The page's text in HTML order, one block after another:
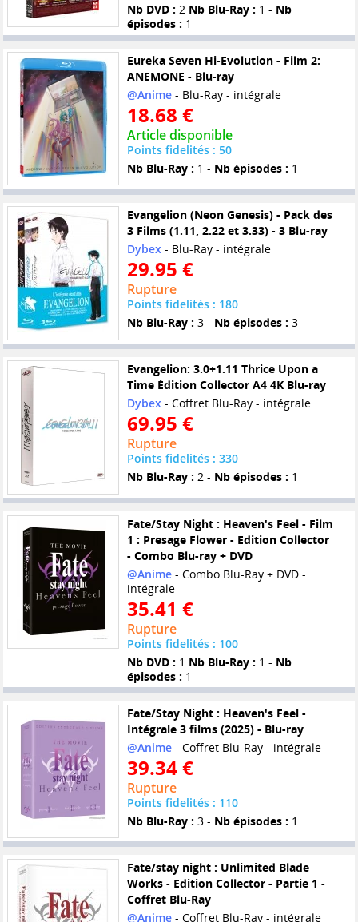
Nb DVD : 2 Nb Blu-Ray : 1 - Nb
épisodes : 1
Eureka Seven Hi-Evolution - Film 2:
ANEMONE - Blu-ray
@Anime- Blu-Ray - intégrale
18.68 €
Article disponible
Points fidelités : 50
Nb Blu-Ray : 1 - Nb épisodes : 1
Evangelion (Neon Genesis) - Pack des
3 Films (1.11, 2.22 et 3.33) - 3 Blu-ray
Dybex- Blu-Ray - intégrale
29.95 €
Rupture
Points fidelités : 180
Nb Blu-Ray : 3 - Nb épisodes : 3
Evangelion: 3.0+1.11 Thrice Upon a
Time Édition Collector A4 4K Blu-ray
Dybex- Coffret Blu-Ray - intégrale
69.95 €
Rupture
Points fidelités : 330
Nb Blu-Ray : 2 - Nb épisodes : 1
Fate/Stay Night : Heaven's Feel - Film
1 : Presage Flower - Edition Collector
- Combo Blu-ray + DVD
@Anime- Combo Blu-Ray + DVD -
intégrale
35.41 €
Rupture
Points fidelités : 100
Nb DVD : 1 Nb Blu-Ray : 1 - Nb
épisodes : 1
Fate/Stay Night : Heaven's Feel -
Intégrale 3 films (2025) - Blu-ray
@Anime- Coffret Blu-Ray - intégrale
39.34 €
Rupture
Points fidelités : 110
Nb Blu-Ray : 3 - Nb épisodes : 1
Fate/stay night : Unlimited Blade
Works - Edition Collector - Partie 1 -
Coffret Blu-Ray
@Anime- Coffret Blu-Ray - intégrale